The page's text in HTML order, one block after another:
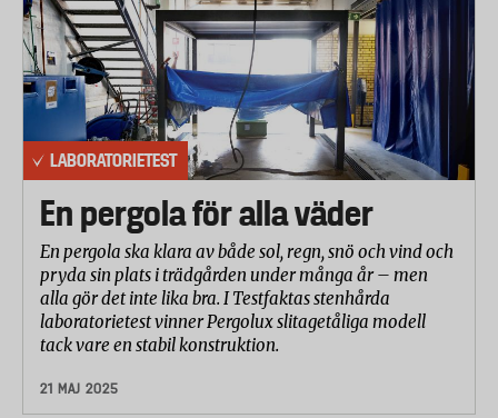
LABORATORIETEST
En pergola för alla väder
En pergola ska klara av både sol, regn, snö och vind och
pryda sin plats i trädgården under många år – men
alla gör det inte lika bra. I Testfaktas stenhårda
laboratorietest vinner Pergolux slitagetåliga modell
tack vare en stabil konstruktion.
21 MAJ 2025